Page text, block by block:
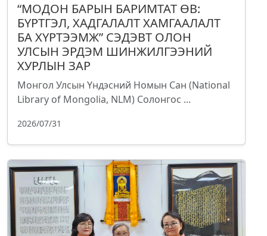
“МОДОН БАРЫН БАРИМТАТ ӨВ:
БҮРТГЭЛ, ХАДГАЛАЛТ ХАМГААЛАЛТ
БА ХҮРТЭЭМЖ” СЭДЭВТ ОЛОН
УЛСЫН ЭРДЭМ ШИНЖИЛГЭЭНИЙ
ХУРЛЫН ЗАР
Монгол Улсын Үндэсний Номын Сан (National
Library of Mongolia, NLM) Солонгос ...
2026/07/31